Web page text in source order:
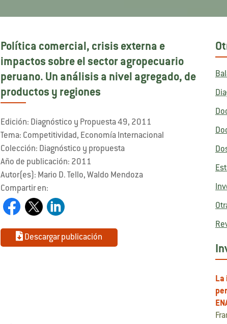
Política comercial, crisis externa e
impactos sobre el sector agropecuario
peruano. Un análisis a nivel agregado, de
productos y regiones
Edición: Diagnóstico y Propuesta 49, 2011
Tema: Competitividad, Economía Internacional
Colección: Diagnóstico y propuesta
Año de publicación: 2011
Autor(es): Mario D. Tello, Waldo Mendoza
Compartir en:
Descargar publicación